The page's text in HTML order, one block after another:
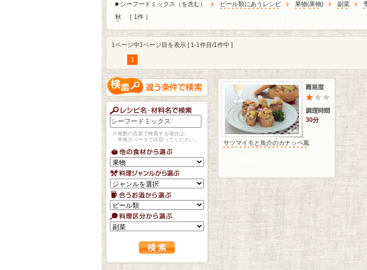
■ シーフードミックス（を含む） ビール類にあうレシピ 果物(果物) 副菜
秋
［ 1件 ］
1ページ中1ページ目を表示 [ 1-1件目/1件中 ]
1
※複数の言葉で検索する場合は、
半角スペースで区切ってください。
30分
サツマイモと魚介のカナッペ風